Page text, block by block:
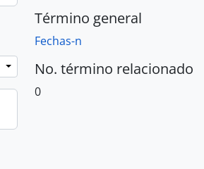
Término general
Fechas-n
No. término relacionado
0